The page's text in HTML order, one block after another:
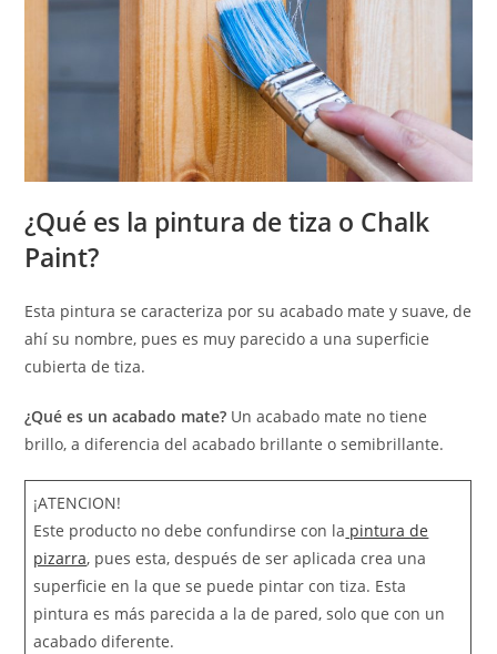
¿Qué es la pintura de tiza o Chalk
Paint?
Esta pintura se caracteriza por su acabado mate y suave, de
ahí su nombre, pues es muy parecido a una superficie
cubierta de tiza.
¿Qué es un acabado mate? Un acabado mate no tiene
brillo, a diferencia del acabado brillante o semibrillante.
¡ATENCION!
Este producto no debe confundirse con la pintura de
pizarra, pues esta, después de ser aplicada crea una
superficie en la que se puede pintar con tiza. Esta
pintura es más parecida a la de pared, solo que con un
acabado diferente.